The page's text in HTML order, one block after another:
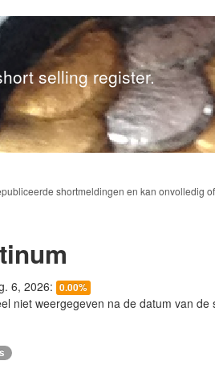
selling register.
shortmeldingen en kan onvolledig
6, 2026: 0.00%
niet weergegeven na de datum van de